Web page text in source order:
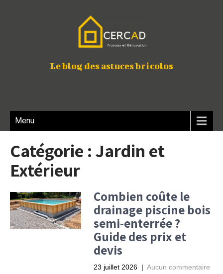
Le blog des astuces bricolos
Menu
Catégorie :Jardin et
Extérieur
Combien coûte le
drainage piscine bois
semi-enterrée ?
Guide des prix et
devis
23 juillet 2026 | Aucun commentaire